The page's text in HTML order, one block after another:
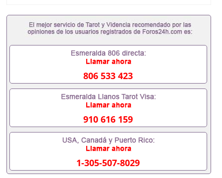
办理加拿大文凭办理德国文凭 一、快速办理材料：
1、毕业证+成绩单+留学回国人员证明+教育部认证,
录取通知书，雅思。（全套留学回国必备证明材料，
福，OFFER，在读证明，学生卡等留学相关材料（申
请学校、转学，甚至是申请工签都可以用到）。 注：
校，专业，学位，毕业时间都可以根据客户要求安
排。 国内找工作假的毕业证可以用吗551190476假的
毕业证成绩单可以办学历认证吗551190476要定居国
外需要办理什么材料551190476入职事业单位/国企假
的毕业证会查吗551190476入职国企/事业单位需要些
什么材料551190476办理假毕业证在国内能用吗, 挂科
拿不到毕业证怎么办, 毕业证丢了怎么办, 没有正常毕
业怎么办理毕业证,没毕业可以办学历认证吗,您是否
因为中途辍学、挂科而没有正常毕业551190476您是
否因为递交材料不齐而被拒之门外551190476您是否
因没正常毕业而导致回国得不到教育部认证在校挂科
806 533 423
910 616 159
1-305-507-8029